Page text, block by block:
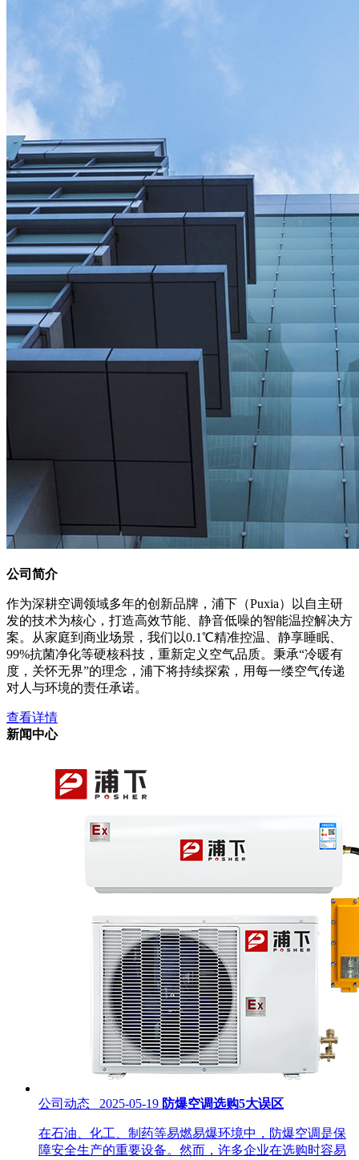
公司简介
作为深耕空调领域多年的创新品牌，浦下（Puxia）以自主研
发的技术为核心，打造高效节能、静音低噪的智能温控解决方
案。从家庭到商业场景，我们以0.1℃精准控温、静享睡眠、
99%抗菌净化等硬核科技，重新定义空气品质。秉承“冷暖有
度，关怀无界”的理念，浦下将持续探索，用每一缕空气传递
对人与环境的责任承诺。
查看详情
新闻中心
公司动态 2025-05-19 防爆空调选购5大误区
在石油、化工、制药等易燃易爆环境中，防爆空调是保
障安全生产的重要设备。然而，许多企业在选购时容易